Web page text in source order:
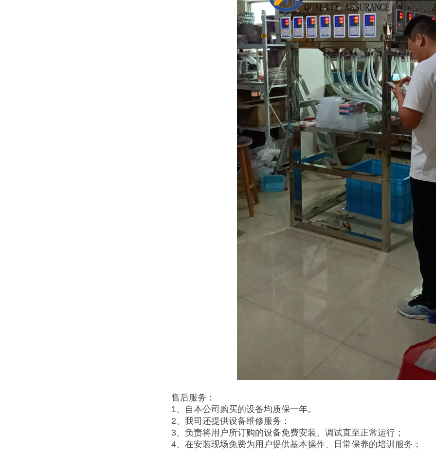
售后服务：
1、自本公司购买的设备均质保一年。
2、我司还提供设备维修服务：
3、负责将用户所订购的设备免费安装、调试直至正常运行；
4、在安装现场免费为用户提供基本操作、日常保养的培训服务；